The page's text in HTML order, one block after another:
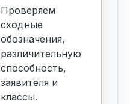
Проверяем
сходные
обозначения,
различительную
способность,
заявителя и
классы.